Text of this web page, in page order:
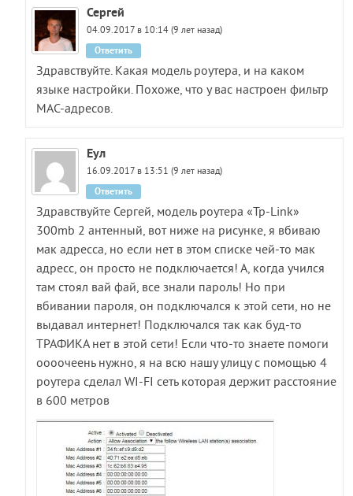
Сергей
04.09.2017 в 10:14 (9 лет назад)
Здравствуйте. Какая модель роутера, и на каком
языке настройки. Похоже, что у вас настроен фильтр
MAC-адресов.
Ответить
Eул
16.09.2017 в 13:51 (9 лет назад)
Здравствуйте Сергей, модель роутера «Tp-Link»
300mb 2 антенный, вот ниже на рисунке, я вбиваю
мак адресса, но если нет в этом списке чей-то мак
адресс, он просто не подключается! А, когда учился
там стоял вай фай, все знали пароль! Но при
вбивании пароля, он подключался к этой сети, но не
выдавал интернет! Подключался так как буд-то
ТРАФИКА нет в этой сети! Если что-то знаете помоги
оооочеень нужно, я на всю нашу улицу с помощью 4
роутера сделал WI-FI сеть которая держит расстояние
в 600 метров
Ответить